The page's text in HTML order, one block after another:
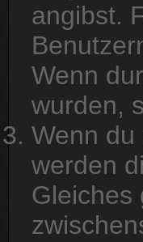
angibst.
Wenn
wurden,
Wenn
werden
Gleiches